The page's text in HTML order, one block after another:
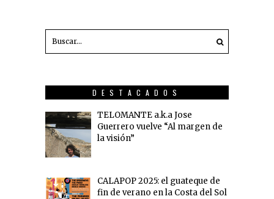
DESTACADOS
TELOMANTE a.k.a Jose
Guerrero vuelve “Al margen de
la visión”
CALAPOP 2025: el guateque de
fin de verano en la Costa del Sol